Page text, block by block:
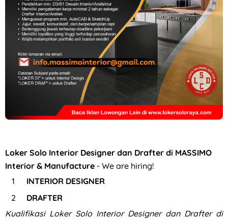
Loker Canvasser di PT Kinarya Alihdaya Mandiri Semarang
Loker Solo Interior Designer dan Drafter di MASSIMO
Interior & Manufacture - We are hiring!
INTERIOR DESIGNER
DRAFTER
Kualifikasi Loker Solo Interior Designer dan Drafter di